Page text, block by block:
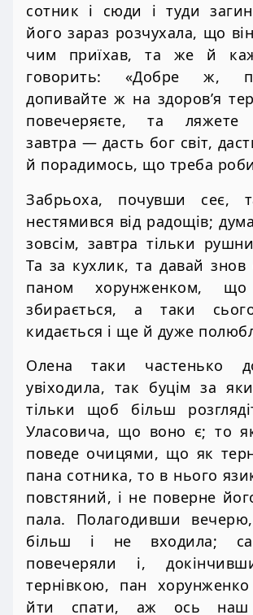
сотник і сюди і туди
його зараз розчухала, що
чим приїхав, та же й
говорить: «Добре ж,
допивайте ж на здоров’я
повечеряєте, та
завтра — дасть бог світ,
й порадимось, що треба
Забрьоха, почувши сеє,
нестямився від радощів;
зовсім, завтра тільки
Та за кухлик, та давай знов
паном хорунженком,
збирається, а таки
кидається і ще й дуже
Олена таки частенько
увіходила, так буцім за
тільки щоб більш
Уласовича, що воно є; то
поведе очицями, що як
пана сотника, то в нього
повстяний, і не поверне
пала. Полагодивши
більш і не входила;
повечеряли і,
тернівкою, пан
йти спати, аж ось наш